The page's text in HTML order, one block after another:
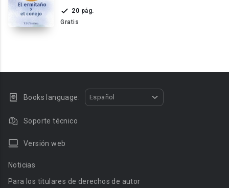
20 pág.
Gratis
Books language: Español
Soporte técnico
Versión web
Noticias
Para los titulares de derechos de autor